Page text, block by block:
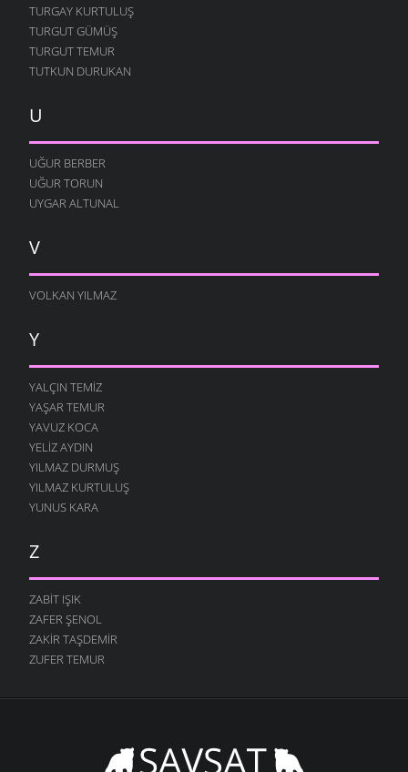
TURGAY KURTULUŞ
TURGUT GÜMÜŞ
TURGUT TEMUR
TUTKUN DURUKAN
U
UĞUR BERBER
UĞUR TORUN
UYGAR ALTUNAL
V
VOLKAN YILMAZ
Y
YALÇIN TEMIZ
YAŞAR TEMUR
YAVUZ KOCA
YELIZ AYDIN
YILMAZ DURMUŞ
YILMAZ KURTULUŞ
YUNUS KARA
Z
ZABIT IŞIK
ZAFER ŞENOL
ZAKIR TAŞDEMIR
ZUFER TEMUR